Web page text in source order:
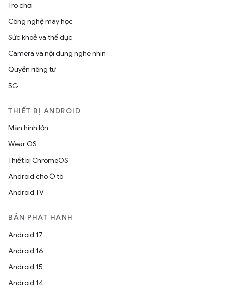
Trò chơi
Công nghệ máy học
Sức khoẻ và thể dục
Camera và nội dung nghe nhìn
Quyền riêng tư
5G
THIẾT BỊ ANDROID
Màn hình lớn
Wear OS
Thiết bị ChromeOS
Android cho Ô tô
Android TV
BẢN PHÁT HÀNH
Android 17
Android 16
Android 15
Android 14